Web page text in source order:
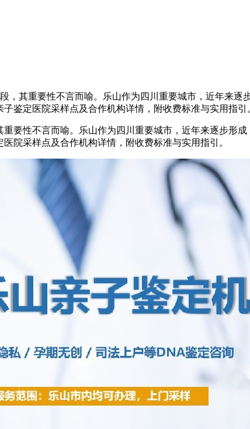
其重要性不言而喻。乐山作为四川重要城市，近年来逐
鉴定医院采样点及合作机构详情，附收费标准与实用指引
要性不言而喻。乐山作为四川重要城市，近年来逐步形
院采样点及合作机构详情，附收费标准与实用指引。